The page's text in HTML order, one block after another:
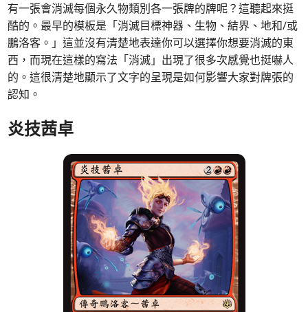
有一張會消滅每個永久物類別各一張牌的牌呢？這聽起來挺
酷的。最早的模板是「消滅目標神器、生物、結界、地和/或
鵬洛客。」這並沒有清楚地表達你可以選擇你想要消滅的東
西，而現在這樣的寫法「消滅」出現了很多次感覺也挺嚇人
的。這很清楚地顯示了文字的呈現是如何影響大家對牌張的
認知。
炎技茜卓